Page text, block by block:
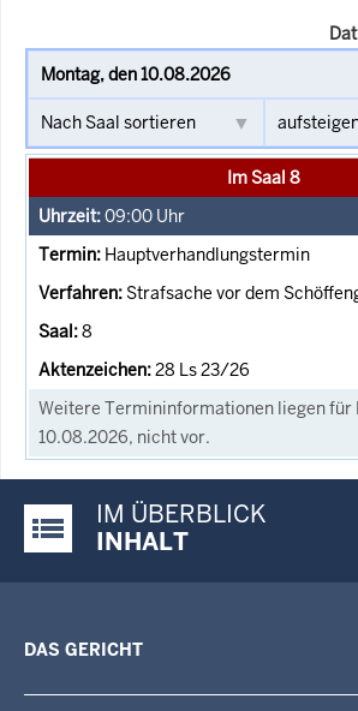
Im Saal 8
09:00 Uhr
Hauptverhandlungstermin
Strafsache vor dem
8
28 Ls 23/26
Weitere Termininformationen liegen für
10.08.2026, nicht vor.
Justiz-Portal im Überblick:
IM ÜBERBLICK
INHALT
DAS GERICHT